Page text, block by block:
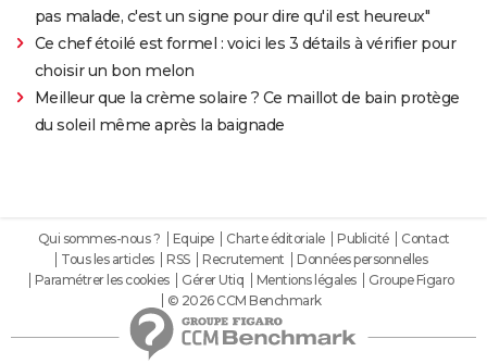
pas malade, c'est un signe pour dire qu'il est heureux"
Ce chef étoilé est formel : voici les 3 détails à vérifier pour
choisir un bon melon
Meilleur que la crème solaire ? Ce maillot de bain protège
du soleil même après la baignade
Qui sommes-nous ? Equipe Charte éditoriale Publicité
Contact
Tous les articles
RSS Recrutement
Données personnelles
Paramétrer les cookies
Gérer Utiq Mentions légales
Groupe Figaro
© 2026 CCM Benchmark